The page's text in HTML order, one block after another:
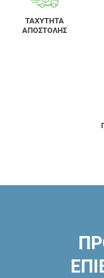
ΤΑΧΥΤΗΤΑ
ΑΠΟΣΤΟΛΗΣ